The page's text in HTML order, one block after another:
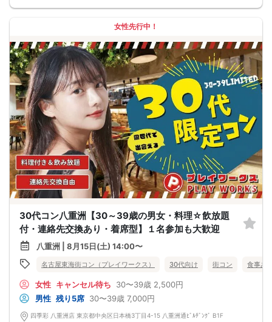
女性先行中！
30代コン八重洲【30～39歳の男女・料理☆飲放題
付・連絡先交換あり・着席型】１名参加も大歓迎
八重洲 | 8月15日(土) 14:00〜
名古屋東海街コン（プレイワークス） 30代向け 街コン 食事あ
女性 キャンセル待ち 30〜39歳 2,500円
男性 残り5席 30〜39歳 7,000円
四季彩 八重洲店 東京都中央区日本橋3丁目4-15 八重洲通ﾋﾞﾙﾁﾞﾝｸﾞ B1F